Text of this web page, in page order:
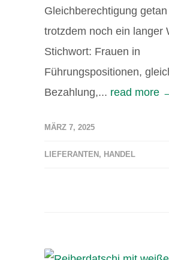
Gleichberechtigung
trotzdem noch ein langer
Stichwort: Frauen in
Führungspositionen,
Bezahlung,... read more
MÄRZ 7, 2025
LIEFERANTEN , HANDEL